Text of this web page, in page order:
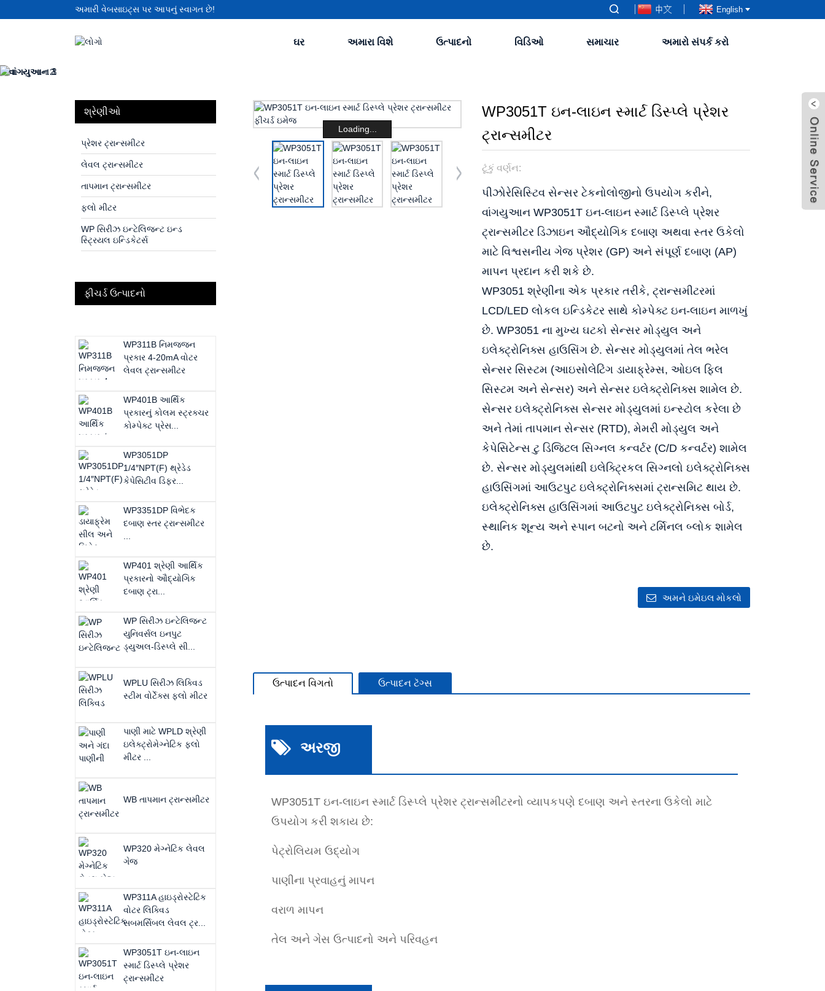
અમારી વેબસાઇટ્સ પર આપનું સ્વાગત છે! 中文 English
ઘર અમારા વિશે ઉત્પાદનો વિડિઓ સમાચાર અમારો સંપર્ક કરો
શ્રેણીઓ
પ્રેશર ટ્રાન્સમીટર
લેવલ ટ્રાન્સમીટર
તાપમાન ટ્રાન્સમીટર
ફ્લો મીટર
WP સિરીઝ ઇન્ટેલિજન્ટ ઇન્ડ
સ્ટ્રિયલ ઇન્ડિકેટર્સ
ફીચર્ડ ઉત્પાદનો
WP311B નિમજ્જન
પ્રકાર 4-20mA વોટર
લેવલ ટ્રાન્સમીટર
WP401B આર્થિક
પ્રકારનું કોલમ સ્ટ્રક્ચર
કોમ્પેક્ટ પ્રેસ...
WP3051DP
1/4″NPT(F) થ્રેડેડ
કેપેસિટીવ ડિફર...
WP3351DP વિભેદક
દબાણ સ્તર ટ્રાન્સમીટર
WP401 શ્રેણી આર્થિક
પ્રકારનો ઔદ્યોગિક
દબાણ ટ્રા...
WP સિરીઝ ઇન્ટેલિજન્ટ
યુનિવર્સલ ઇનપુટ
ડ્યુઅલ-ડિસ્પ્લે સી...
WPLU સિરીઝ લિક્વિડ
સ્ટીમ વોર્ટેક્સ ફ્લો મીટર
પાણી માટે WPLD શ્રેણી
ઇલેક્ટ્રોમેગ્નેટિક ફ્લો
મીટર ...
WB તાપમાન ટ્રાન્સમીટર
WP320 મેગ્નેટિક લેવલ
ગેજ
WP311A હાઇડ્રોસ્ટેટિક
વોટર લિક્વિડ
સબમર્સિબલ લેવલ ટ્ર...
WP3051T ઇન-લાઇન
સ્માર્ટ ડિસ્પ્લે પ્રેશર
ટ્રાન્સમીટર
Loading...
WP3051T ઇન-લાઇન સ્માર્ટ ડિસ્પ્લે પ્રેશર
ટ્રાન્સમીટર
ટૂંકું વર્ણન:
પીઝોરેસિસ્ટિવ સેન્સર ટેકનોલોજીનો ઉપયોગ કરીને,
વાંગયુઆન WP3051T ઇન-લાઇન સ્માર્ટ ડિસ્પ્લે પ્રેશર
ટ્રાન્સમીટર ડિઝાઇન ઔદ્યોગિક દબાણ અથવા સ્તર ઉકેલો
માટે વિશ્વસનીય ગેજ પ્રેશર (GP) અને સંપૂર્ણ દબાણ (AP)
માપન પ્રદાન કરી શકે છે.
WP3051 શ્રેણીના એક પ્રકાર તરીકે, ટ્રાન્સમીટરમાં
LCD/LED લોકલ ઇન્ડિકેટર સાથે કોમ્પેક્ટ ઇન-લાઇન માળખું
છે. WP3051 ના મુખ્ય ઘટકો સેન્સર મોડ્યુલ અને
ઇલેક્ટ્રોનિક્સ હાઉસિંગ છે. સેન્સર મોડ્યુલમાં તેલ ભરેલ
સેન્સર સિસ્ટમ (આઇસોલેટિંગ ડાયાફ્રેમ્સ, ઓઇલ ફિલ
સિસ્ટમ અને સેન્સર) અને સેન્સર ઇલેક્ટ્રોનિક્સ શામેલ છે.
સેન્સર ઇલેક્ટ્રોનિક્સ સેન્સર મોડ્યુલમાં ઇન્સ્ટોલ કરેલા છે
અને તેમાં તાપમાન સેન્સર (RTD), મેમરી મોડ્યુલ અને
કેપેસિટેન્સ ટુ ડિજિટલ સિગ્નલ કન્વર્ટર (C/D કન્વર્ટર) શામેલ
છે. સેન્સર મોડ્યુલમાંથી ઇલેક્ટ્રિકલ સિગ્નલો ઇલેક્ટ્રોનિક્સ
હાઉસિંગમાં આઉટપુટ ઇલેક્ટ્રોનિક્સમાં ટ્રાન્સમિટ થાય છે.
ઇલેક્ટ્રોનિક્સ હાઉસિંગમાં આઉટપુટ ઇલેક્ટ્રોનિક્સ બોર્ડ,
સ્થાનિક શૂન્ય અને સ્પાન બટનો અને ટર્મિનલ બ્લોક શામેલ
છે.
અમને ઇમેઇલ મોકલો
ઉત્પાદન વિગતો ઉત્પાદન ટૅગ્સ
અરજી
WP3051T ઇન-લાઇન સ્માર્ટ ડિસ્પ્લે પ્રેશર ટ્રાન્સમીટરનો વ્યાપકપણે દબાણ અને સ્તરના ઉકેલો માટે
ઉપયોગ કરી શકાય છે:
પેટ્રોલિયમ ઉદ્યોગ
પાણીના પ્રવાહનું માપન
વરાળ માપન
તેલ અને ગેસ ઉત્પાદનો અને પરિવહન